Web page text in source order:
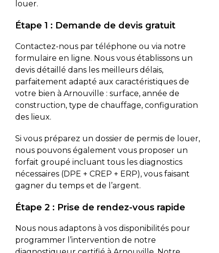
louer.
Étape 1 : Demande de devis gratuit
Contactez-nous par téléphone ou via notre
formulaire en ligne. Nous vous établissons un
devis détaillé dans les meilleurs délais,
parfaitement adapté aux caractéristiques de
votre bien à Arnouville : surface, année de
construction, type de chauffage, configuration
des lieux.
Si vous préparez un dossier de permis de louer,
nous pouvons également vous proposer un
forfait groupé incluant tous les diagnostics
nécessaires (DPE + CREP + ERP), vous faisant
gagner du temps et de l’argent.
Étape 2 : Prise de rendez-vous rapide
Nous nous adaptons à vos disponibilités pour
programmer l’intervention de notre